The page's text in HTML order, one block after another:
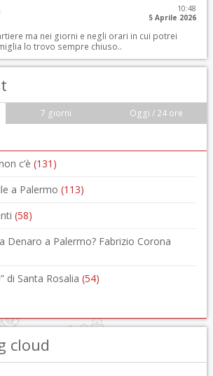
10:48
5 Aprile 2026
ma nei giorni e negli orari in cui potrei
lo trovo sempre chiuso..
7 giorni Oggi / 24 ore
c’è (131)
a Palermo (113)
(58)
Denaro a Palermo? Fabrizio Corona
di Santa Rosalia (54)
cloud